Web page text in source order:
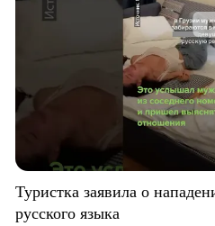
Туристка заявила о
русского языка